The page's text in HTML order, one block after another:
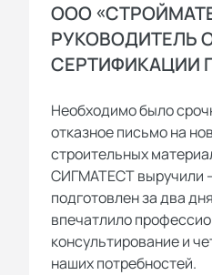
ООО
РУКОВОДИТЕЛЬ
СЕРТИФИКАЦИИ
Необходимо было
отказное письмо на
строительных
СИГМАТЕСТ выручили
подготовлен за два
впечатлило
консультирование и
наших потребностей.